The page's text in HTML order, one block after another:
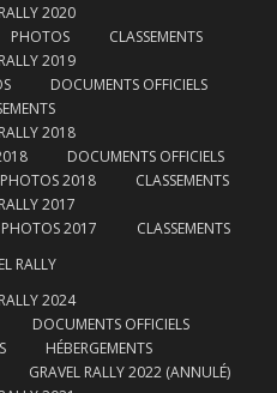
2020
PHOTOS
CLASSEMENTS
2019
DOCUMENTS OFFICIELS
2018
DOCUMENTS OFFICIELS
2018
CLASSEMENTS
2017
2017
CLASSEMENTS
RALLY
2024
DOCUMENTS OFFICIELS
HÉBERGEMENTS
GRAVEL RALLY 2022 (ANNULÉ)